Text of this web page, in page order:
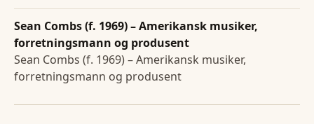
Sean Combs (f. 1969) – Amerikansk musiker,
forretningsmann og produsent
Sean Combs (f. 1969) – Amerikansk musiker,
forretningsmann og produsent